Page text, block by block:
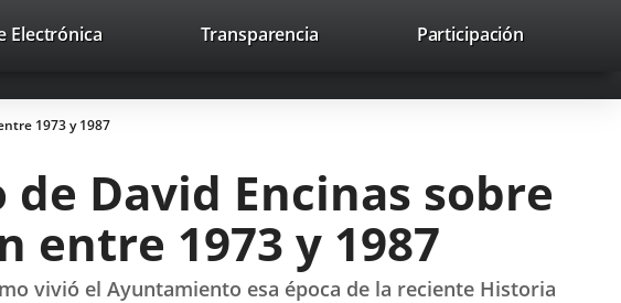
Contacto avaHeaderSocial
Enlace
una
Enlace
una
Enlace
una
Recherche
ElectrónicaEnlace
aplicación
externa.
Transparencia Participación
1973 y 1987
David Encinas sobre
entre 1973 y 1987
vivió el Ayuntamiento esa época de la reciente Historia